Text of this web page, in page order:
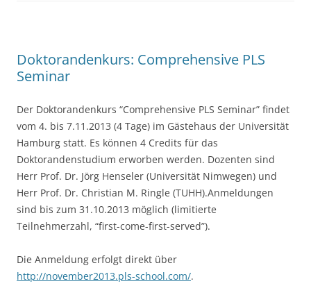
o
k
Doktorandenkurs: Comprehensive PLS
Seminar
Der Doktorandenkurs “Comprehensive PLS Seminar” findet
vom 4. bis 7.11.2013 (4 Tage) im Gästehaus der Universität
Hamburg statt. Es können 4 Credits für das
Doktorandenstudium erworben werden. Dozenten sind
Herr Prof. Dr. Jörg Henseler (Universität Nimwegen) und
Herr Prof. Dr. Christian M. Ringle (TUHH).Anmeldungen
sind bis zum 31.10.2013 möglich (limitierte
Teilnehmerzahl, “first-come-first-served”).
Die Anmeldung erfolgt direkt über
http://november2013.pls-school.com/.